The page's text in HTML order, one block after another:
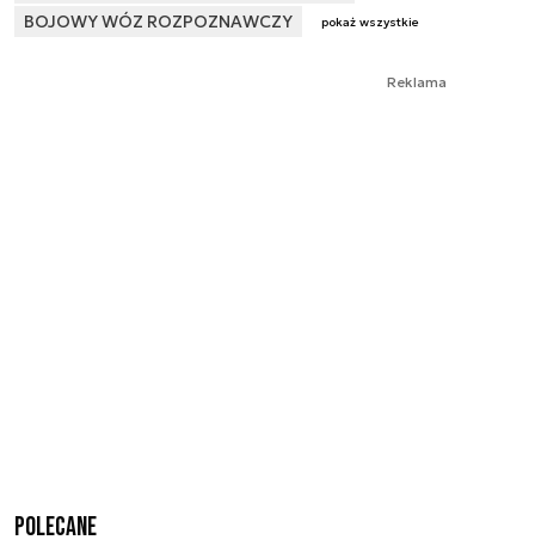
BOJOWY WÓZ ROZPOZNAWCZY
pokaż wszystkie
Reklama
Polecane